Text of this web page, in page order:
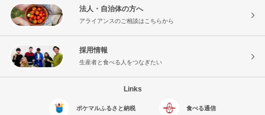
法人・自治体の方へ
アライアンスのご相談はこちらから
採用情報
生産者と食べる人をつなぎたい
Links
ポケマルふるさと納税 食べる通信